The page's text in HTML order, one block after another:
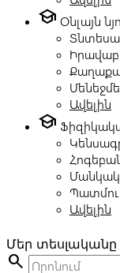
school Օնլայն
Ավելին
school
Ավելին
Մեր տեսլականը
search